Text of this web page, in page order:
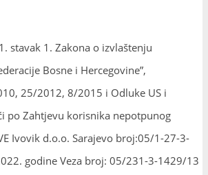
stavak 1. Zakona o izvlaštenju
Bosne i Hercegovine”,
25/2012, 8/2015 i Odluke US i
po Zahtjevu korisnika nepotpunog
Ivovik d.o.o. Sarajevo broj:05/1-27-3-
godine Veza broj: 05/231-3-1429/13